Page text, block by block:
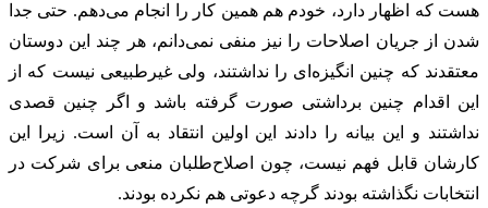
هست که اظهار دارد، خودم هم همین کار را انجام می‌دهم. حتی جدا
شدن از جریان اصلاحات را نیز منفی نمی‌دانم، هر چند این دوستان
معتقدند که چنین انگیزه‌ای را نداشتند، ولی غیرطبیعی نیست که از
این اقدام چنین برداشتی صورت گرفته باشد و اگر چنین قصدی
نداشتند و این بیانه را دادند این اولین انتقاد به آن است. زیرا این
کارشان قابل فهم نیست، چون اصلاح‌طلبان منعی برای شرکت در
انتخابات نگذاشته بودند گرچه دعوتی هم نکرده بودند.